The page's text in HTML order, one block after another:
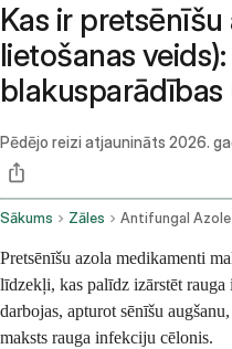
Kas ir
lietošanas
blakusparādības
Pēdējo reizi atjaunināts 2026.
Sākums Zāles
Pretsēnīšu azola medikamenti
līdzekļi, kas palīdz izārstēt
darbojas, apturot sēnīšu
maksts rauga infekciju cēlonis.